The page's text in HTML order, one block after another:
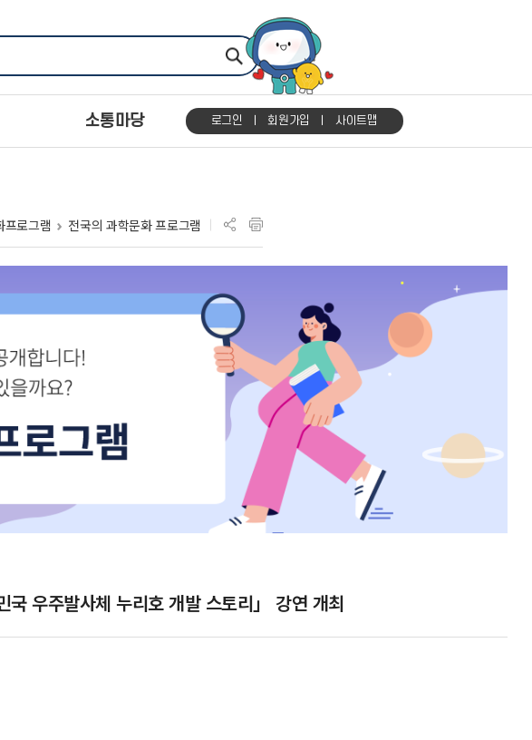
소통마당 로그인 회원가입 사이트맵
프로그램 전국의 과학문화 프로그램
국 우주발사체 누리호 개발 스토리」 강연 개최